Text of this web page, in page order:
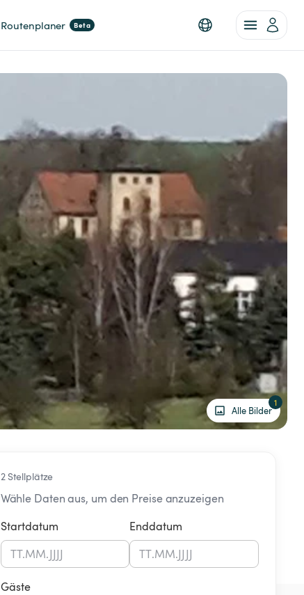
Routenplaner Beta
Alle Bilder
1
2 Stellplätze
Wähle Daten aus, um den Preise anzuzeigen
Startdatum
TT.MM.JJJJ
Enddatum
TT.MM.JJJJ
Gäste